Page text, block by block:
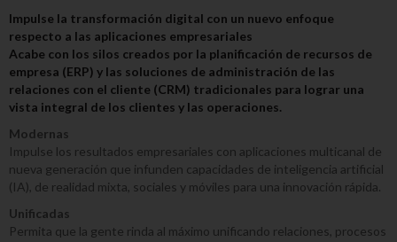
Impulse la transformación digital con un nuevo enfoque
respecto a las aplicaciones empresariales
Acabe con los silos creados por la planificación de recursos de
empresa (ERP) y las soluciones de administración de las
relaciones con el cliente (CRM) tradicionales para lograr una
vista integral de los clientes y las operaciones.
Modernas
Impulse los resultados empresariales con aplicaciones multicanal de
nueva generación que infunden capacidades de inteligencia artificial
(IA), de realidad mixta, sociales y móviles para una innovación rápida.
Unificadas
Permita que la gente rinda al máximo unificando relaciones, procesos